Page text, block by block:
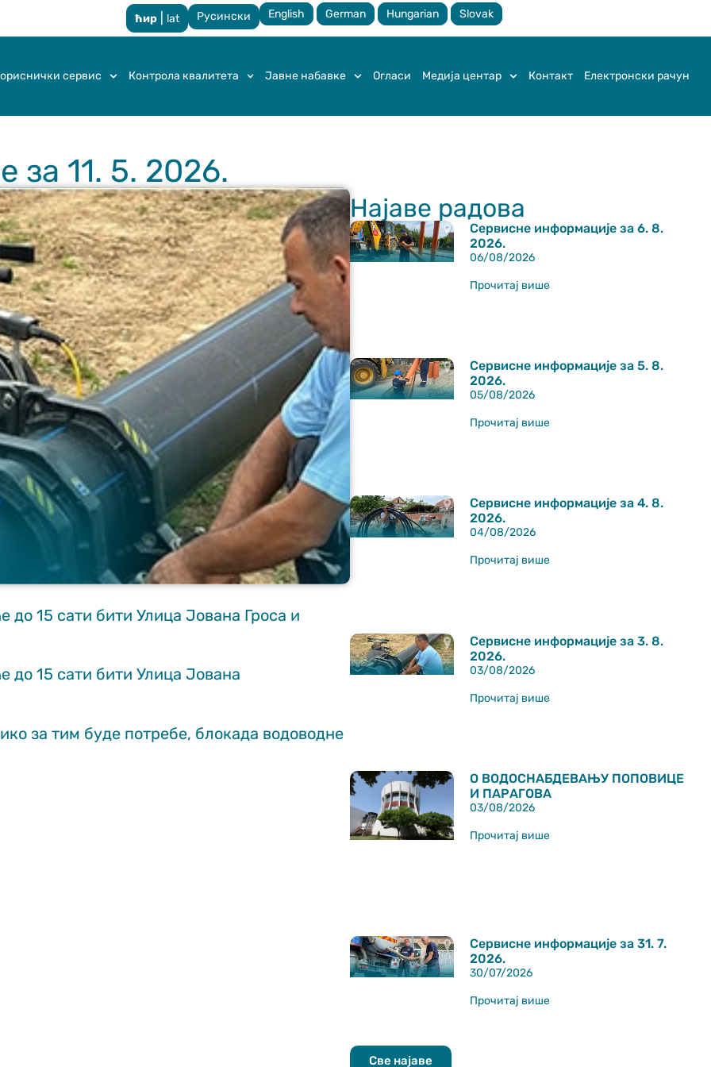
ћир| lat Русински English German Hungarian Slovak
сервис Контрола квалитета Јавне набавке Огласи Медија центар Контакт Електронски рачун
Најаве радова
Сервисне информације за 6. 8.
2026.
06/08/2026
Прочитај више
Сервисне информације за 5. 8.
2026.
05/08/2026
Прочитај више
Сервисне информације за 4. 8.
2026.
04/08/2026
Прочитај више
Сервисне информације за 3. 8.
2026.
03/08/2026
Прочитај више
О ВОДОСНАБДЕВАЊУ ПОПОВИЦЕ
И ПАРАГОВА
03/08/2026
Прочитај више
Сервисне информације за 31. 7.
2026.
30/07/2026
Прочитај више
Све најаве
за 11. 5. 2026.
до 15 сати бити Улица Јована Гроса и
до 15 сати бити Улица Јована
за тим буде потребе, блокада водоводне